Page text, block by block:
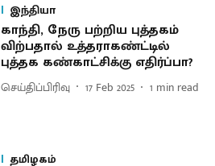
இந்தியா
காந்தி, நேரு பற்றிய புத்தகம்
விற்பதால் உத்தராகண்ட்டில்
புத்தக கண்காட்சிக்கு எதிர்ப்பா?
செய்திப்பிரிவு 17 Feb 2025 1 min read
தமிழகம்